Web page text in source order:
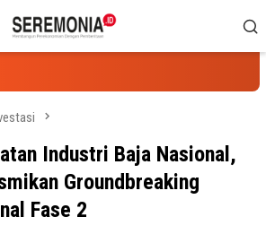
Industri Baja Nasional,
Groundbreaking
Fase 2